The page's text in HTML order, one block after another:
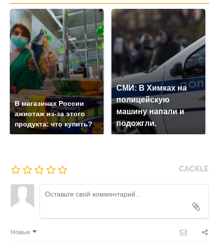
В магазинах России
ажиотаж из-за этого
продукта: что купить?
СМИ: В Химках на
полицейскую
машину напали и
подожгли.
Новые